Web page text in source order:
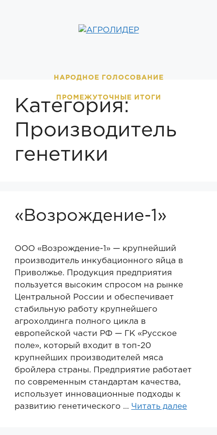
НАРОДНОЕ ГОЛОСОВАНИЕ
ПРОМЕЖУТОЧНЫЕ ИТОГИ
Категория:
Производитель
генетики
«Возрождение-1»
ООО «Возрождение-1» — крупнейший
производитель инкубационного яйца в
Приволжье. Продукция предприятия
пользуется высоким спросом на рынке
Центральной России и обеспечивает
стабильную работу крупнейшего
агрохолдинга полного цикла в
европейской части РФ — ГК «Русское
поле», который входит в топ-20
крупнейших производителей мяса
бройлера страны. Предприятие работает
по современным стандартам качества,
использует инновационные подходы к
развитию генетического … Читать далее